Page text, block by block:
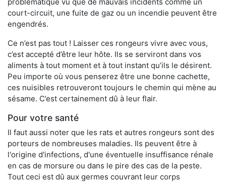
court-circuit, une fuite de gaz ou un incendie peuvent être
engendrés.
Ce n’est pas tout ! Laisser ces rongeurs vivre avec vous,
c’est accepté d’être leur hôte. Ils se serviront dans vos
aliments à tout moment et à tout instant qu’ils le désirent.
Peu importe où vous penserez être une bonne cachette,
ces nuisibles retrouveront toujours le chemin qui mène au
sésame. C’est certainement dû à leur flair.
Pour votre santé
Il faut aussi noter que les rats et autres rongeurs sont des
porteurs de nombreuses maladies. Ils peuvent être à
l'origine d'infections, d'une éventuelle insuffisance rénale
en cas de morsure ou dans le pire des cas de la peste.
Tout ceci est dû aux germes couvrant leur corps